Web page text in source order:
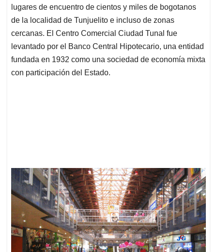
lugares de encuentro de cientos y miles de bogotanos
de la localidad de Tunjuelito e incluso de zonas
cercanas. El Centro Comercial Ciudad Tunal fue
levantado por el Banco Central Hipotecario, una entidad
fundada en 1932 como una sociedad de economía mixta
con participación del Estado.